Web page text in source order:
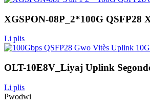
XGSPON-08P_2*100G QSFP28
Li plis
OLT-10E8V_Liyaj Uplink
Li plis
Pwodwi